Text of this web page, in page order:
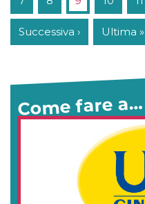
Successiva › Ultima »
Come fare a…